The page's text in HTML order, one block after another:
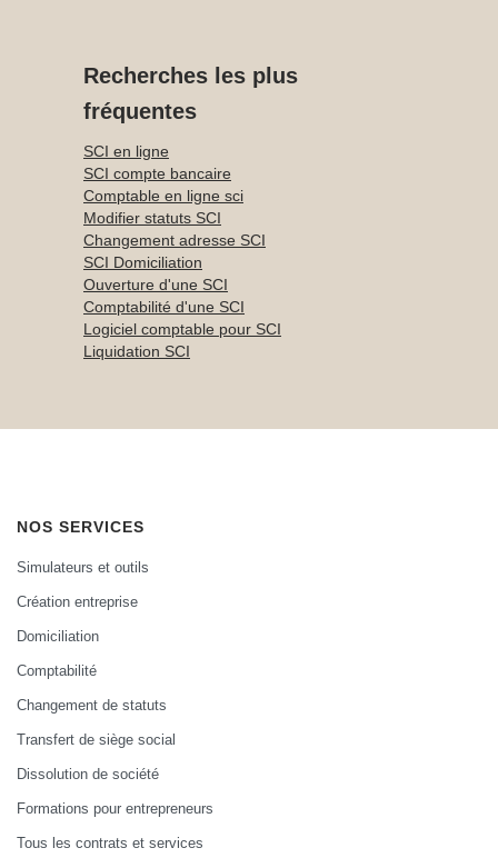
Recherches les plus
fréquentes
SCI en ligne
SCI compte bancaire
Comptable en ligne sci
Modifier statuts SCI
Changement adresse SCI
SCI Domiciliation
Ouverture d'une SCI
Comptabilité d'une SCI
Logiciel comptable pour SCI
Liquidation SCI
NOS SERVICES
Simulateurs et outils
Création entreprise
Domiciliation
Comptabilité
Changement de statuts
Transfert de siège social
Dissolution de société
Formations pour entrepreneurs
Tous les contrats et services